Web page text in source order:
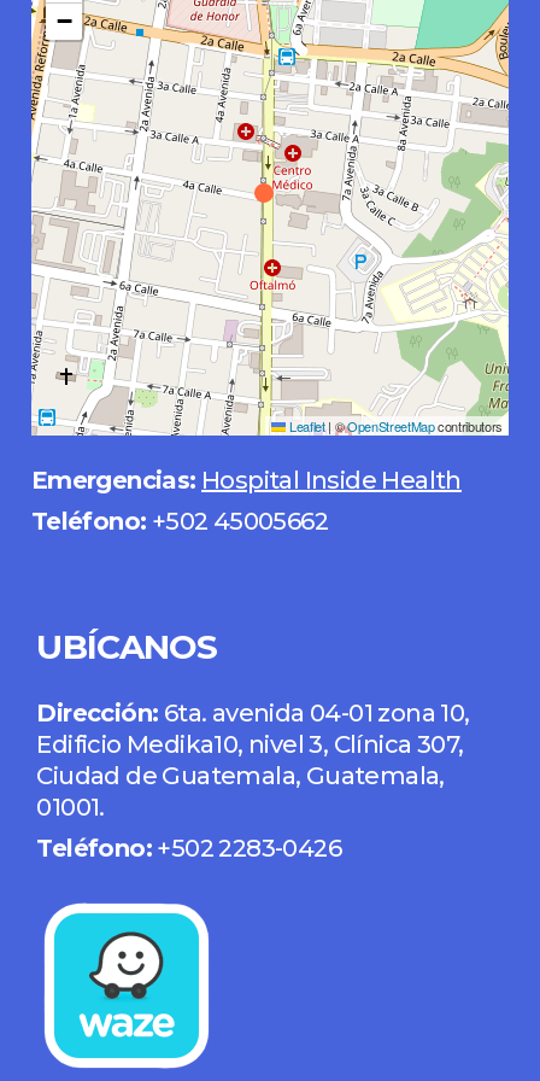
−
Leaflet | ©OpenStreetMapcontributors
Emergencias: Hospital Inside Health
Teléfono: +502 45005662
UBÍCANOS
Dirección: 6ta. avenida 04-01 zona 10,
Edificio Medika10, nivel 3, Clínica 307,
Ciudad de Guatemala, Guatemala,
01001.
Teléfono:+502 2283-0426